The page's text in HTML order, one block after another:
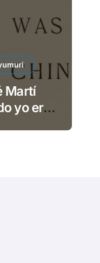
Martí
yo era